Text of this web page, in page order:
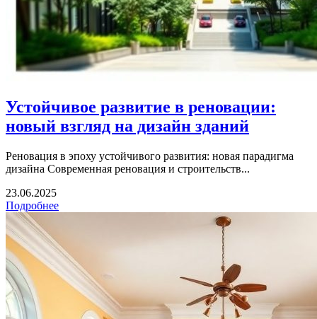
Устойчивое развитие в реновации:
новый взгляд на дизайн зданий
Реновация в эпоху устойчивого развития: новая парадигма
дизайна Современная реновация и строительств...
23.06.2025
Подробнее